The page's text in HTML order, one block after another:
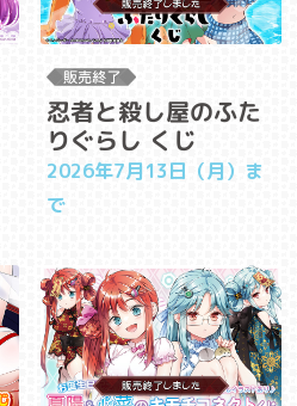
忍者と殺し屋のふた
りぐらし くじ
2026年7月13日（月）ま
で